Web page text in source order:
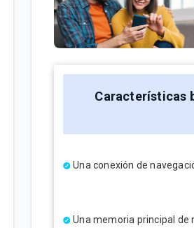
Características
Una conexión de
Una memoria principal de